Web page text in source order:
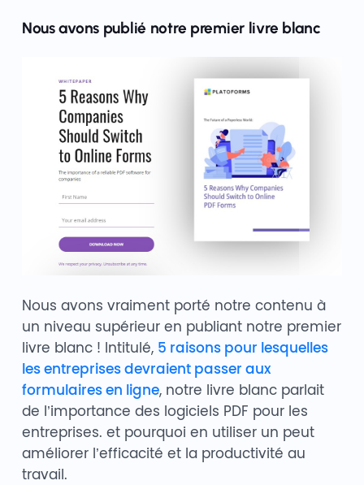
Nous avons publié notre premier livre blanc
Nous avons vraiment porté notre contenu à
un niveau supérieur en publiant notre premier
livre blanc ! Intitulé, 5 raisons pour lesquelles
les entreprises devraient passer aux
formulaires en ligne, notre livre blanc parlait
de l’importance des logiciels PDF pour les
entreprises. et pourquoi en utiliser un peut
améliorer l’efficacité et la productivité au
travail.